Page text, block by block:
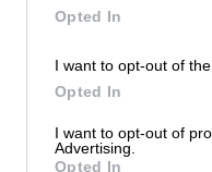
Opted In
I want to opt-out of
Opted In
I want to opt-out of
Advertising.
Opted In